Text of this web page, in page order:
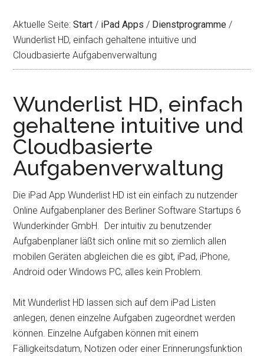
Aktuelle Seite:Start / iPad Apps / Dienstprogramme /
Wunderlist HD, einfach gehaltene intuitive und
Cloudbasierte Aufgabenverwaltung
Wunderlist HD, einfach
gehaltene intuitive und
Cloudbasierte
Aufgabenverwaltung
Die iPad App Wunderlist HD ist ein einfach zu nutzender
Online Aufgabenplaner des Berliner Software Startups 6
Wunderkinder GmbH. Der intuitiv zu benutzender
Aufgabenplaner läßt sich online mit so ziemlich allen
mobilen Geräten abgleichen die es gibt, iPad, iPhone,
Android oder Windows PC, alles kein Problem.
Mit Wunderlist HD lassen sich auf dem iPad Listen
anlegen, denen einzelne Aufgaben zugeordnet werden
können. Einzelne Aufgaben können mit einem
Fälligkeitsdatum, Notizen oder einer Erinnerungsfunktion